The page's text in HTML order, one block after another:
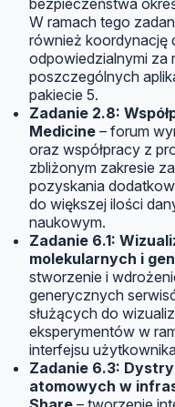
bezpieczeństwa
W ramach tego
również koordynację
odpowiedzialnymi za
poszczególnych
pakiecie 5.
Zadanie 2.8:
Medicine – forum
oraz współpracy z
zbliżonym zakresie
pozyskania
do większej ilości
naukowym.
Zadanie 6.1:
molekularnych i
stworzenie i
generycznych
służących do
eksperymentów w
interfejsu
Zadanie 6.3:
atomowych w